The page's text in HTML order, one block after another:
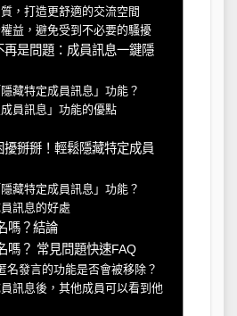
，打造更舒適的交流空間
益，避免受到不必要的騷擾
再是問題：成員訊息一鍵隱
藏特定成員訊息」功能？
成員訊息」功能的優點
擾掰掰！輕鬆隱藏特定成員
藏特定成員訊息」功能？
訊息的好處
嗎？結論
嗎？ 常見問題快速FAQ
名發言的功能是否會被移除？
訊息後，其他成員可以看到他